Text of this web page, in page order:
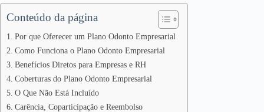
Conteúdo da página
Por que Oferecer um Plano Odonto Empresarial
Como Funciona o Plano Odonto Empresarial
Benefícios Diretos para Empresas e RH
Coberturas do Plano Odonto Empresarial
O Que Não Está Incluído
Carência, Coparticipação e Reembolso